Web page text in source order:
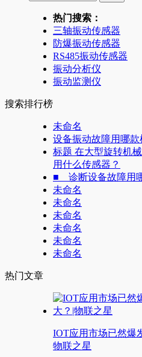
热门搜索：
三轴振动传感器
防爆振动传感器
RS485振动传感器
振动分析仪
振动监测仪
搜索排行榜
未命名
设备振动故障用哪
标题 在大型旋转机
用什么传感器？
■ 诊断设备故障用
未命名
未命名
未命名
未命名
未命名
未命名
热门文章
IOT应用市场已然爆
物联之星